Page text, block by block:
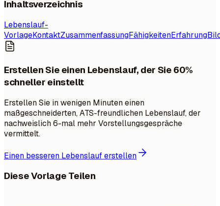
Inhaltsverzeichnis
Lebenslauf-
VorlageKontaktZusammenfassungFähigkeitenErfahrung
Erstellen Sie einen Lebenslauf, der Sie 60%
schneller einstellt
Erstellen Sie in wenigen Minuten einen
maßgeschneiderten, ATS-freundlichen Lebenslauf, der
nachweislich 6-mal mehr Vorstellungsgespräche
vermittelt.
Einen besseren Lebenslauf erstellen
Diese Vorlage Teilen